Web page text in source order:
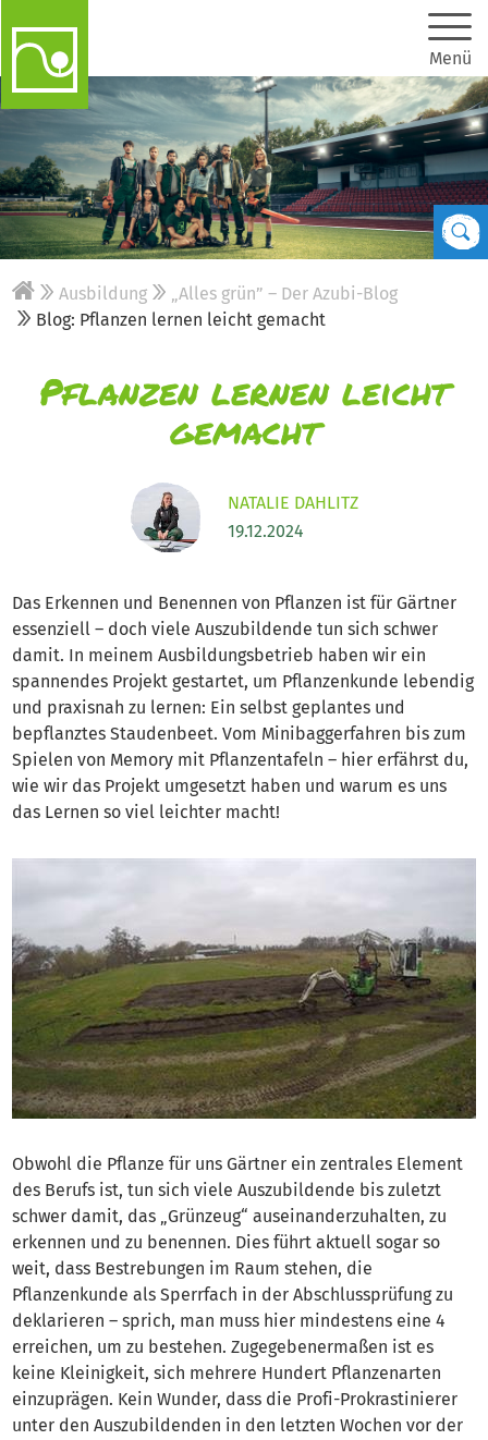
Menü
Ausbildung
„Alles grün” – Der Azubi-Blog
Blog: Pflanzen lernen leicht gemacht
Pflanzen lernen leicht
gemacht
NATALIE DAHLITZ
19.12.2024
Das Erkennen und Benennen von Pflanzen ist für Gärtner
essenziell – doch viele Auszubildende tun sich schwer
damit. In meinem Ausbildungsbetrieb haben wir ein
spannendes Projekt gestartet, um Pflanzenkunde lebendig
und praxisnah zu lernen: Ein selbst geplantes und
bepflanztes Staudenbeet. Vom Minibaggerfahren bis zum
Spielen von Memory mit Pflanzentafeln – hier erfährst du,
wie wir das Projekt umgesetzt haben und warum es uns
das Lernen so viel leichter macht!
Obwohl die Pflanze für uns Gärtner ein zentrales Element
des Berufs ist, tun sich viele Auszubildende bis zuletzt
schwer damit, das „Grünzeug“ auseinanderzuhalten, zu
erkennen und zu benennen. Dies führt aktuell sogar so
weit, dass Bestrebungen im Raum stehen, die
Pflanzenkunde als Sperrfach in der Abschlussprüfung zu
deklarieren – sprich, man muss hier mindestens eine 4
erreichen, um zu bestehen. Zugegebenermaßen ist es
keine Kleinigkeit, sich mehrere Hundert Pflanzenarten
einzuprägen. Kein Wunder, dass die Profi-Prokrastinierer
unter den Auszubildenden in den letzten Wochen vor der